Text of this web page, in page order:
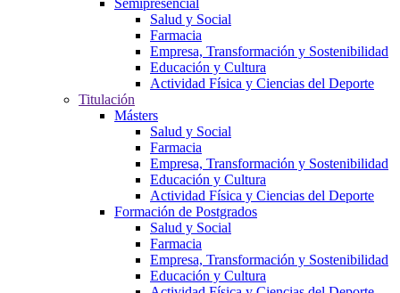
Semipresencial
Salud y Social
Farmacia
Empresa, Transformación y Sostenibilidad
Educación y Cultura
Actividad Física y Ciencias del Deporte
Titulación
Másters
Salud y Social
Farmacia
Empresa, Transformación y Sostenibilidad
Educación y Cultura
Actividad Física y Ciencias del Deporte
Formación de Postgrados
Salud y Social
Farmacia
Empresa, Transformación y Sostenibilidad
Educación y Cultura